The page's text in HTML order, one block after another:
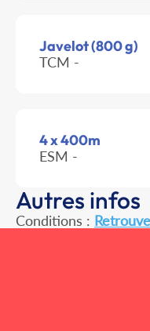
Javelot (800 g)
TCM -
4 x 400m
ESM -
Autres infos
Conditions :